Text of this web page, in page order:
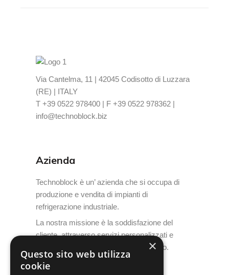
Via Cantelma, 11 | 42045 Codisotto di Luzzara
(RE) | ITALY
T +39 0522 978400 | F +39 0522 978362 |
info@technoblock.biz
Azienda
Technoblock è un’ azienda che si occupa di
produzione e vendita di impianti di
refrigerazione industriale.
La nostra missione è la soddisfazione del
cliente, attraverso servizi personalizzati e
un’assistenza post-vendita di alto livello.
×
Questo sito web utilizza
cookie